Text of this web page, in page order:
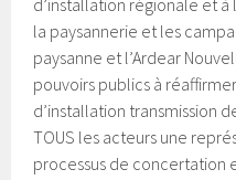
la paysannerie et les
paysanne et l’Ardear
pouvoirs publics à
d’installation transmission
TOUS les acteurs une
processus de concertation